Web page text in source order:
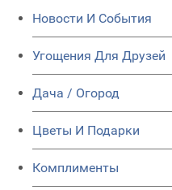
Новости И События
Угощения Для Друзей
Дача / Огород
Цветы И Подарки
Комплименты